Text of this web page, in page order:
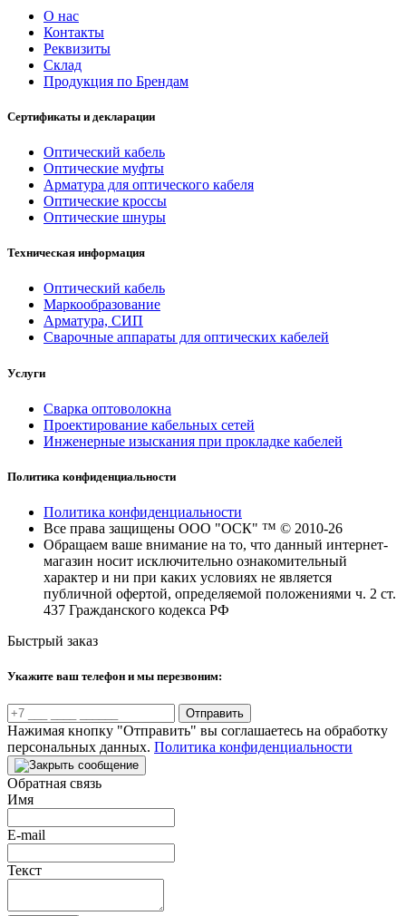
О нас
Контакты
Реквизиты
Склад
Продукция по Брендам
Сертификаты и декларации
Оптический кабель
Оптические муфты
Арматура для оптического кабеля
Оптические кроссы
Оптические шнуры
Техническая информация
Оптический кабель
Маркообразование
Арматура, СИП
Сварочные аппараты для оптических кабелей
Услуги
Сварка оптоволокна
Проектирование кабельных сетей
Инженерные изыскания при прокладке кабелей
Политика конфиденциальности
Политика конфиденциальности
Все права защищены ООО "ОСК" ™ © 2010-26
Обращаем ваше внимание на то, что данный интернет-
магазин носит исключительно ознакомительный
характер и ни при каких условиях не является
публичной офертой, определяемой положениями ч. 2 ст.
437 Гражданского кодекса РФ
Быстрый заказ
Укажите ваш телефон и мы перезвоним:
Отправить
Нажимая кнопку "Отправить" вы соглашаетесь на обработку
персональных данных. Политика конфиденциальности
Обратная связь
Имя
E-mail
Текст